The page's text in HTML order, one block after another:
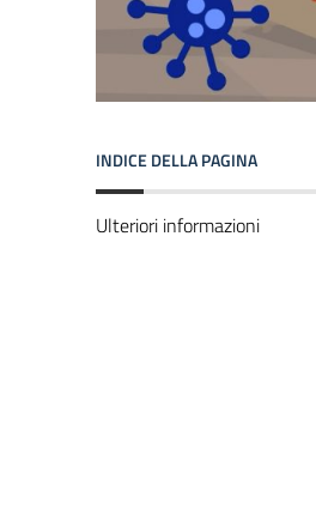
INDICE DELLA PAGINA
Ulteriori informazioni